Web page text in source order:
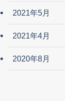
2021年5月
2021年4月
2020年8月